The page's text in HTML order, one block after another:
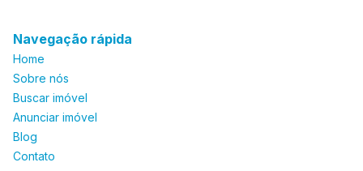
Navegação rápida
Home
Sobre nós
Buscar imóvel
Anunciar imóvel
Blog
Contato